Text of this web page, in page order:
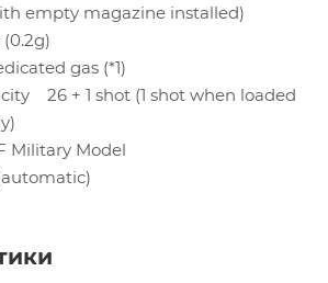
empty magazine installed)
gas (*1)
26 + 1 shot (1 shot when loaded
Model